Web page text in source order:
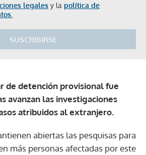
legales y la política de
SUSCRIBIRSE
de detención provisional fue
avanzan las investigaciones
atribuidos al extranjero.
abiertas las pesquisas para
más personas afectadas por este